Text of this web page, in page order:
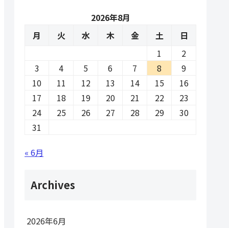
2026年8月
月
火 水 木 金 土
日
1
2
3
4 5 6 7 8
9
10
11 12 13 14 15
16
17
18 19 20 21 22
23
24
25 26 27 28 29
30
31
« 6月
Archives
2026年6月